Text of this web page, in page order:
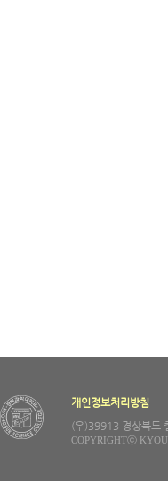
개인정보처리방침
(우)39913 경상북도
COPYRIGHTⓒ